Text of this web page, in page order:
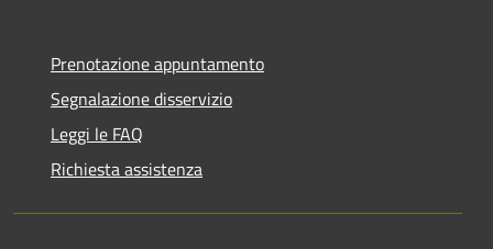
Prenotazione appuntamento
Segnalazione disservizio
Leggi le FAQ
Richiesta assistenza